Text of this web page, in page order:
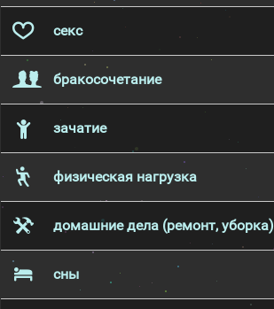
секс
бракосочетание
зачатие
физическая нагрузка
домашние дела (ремонт, уборка)
сны